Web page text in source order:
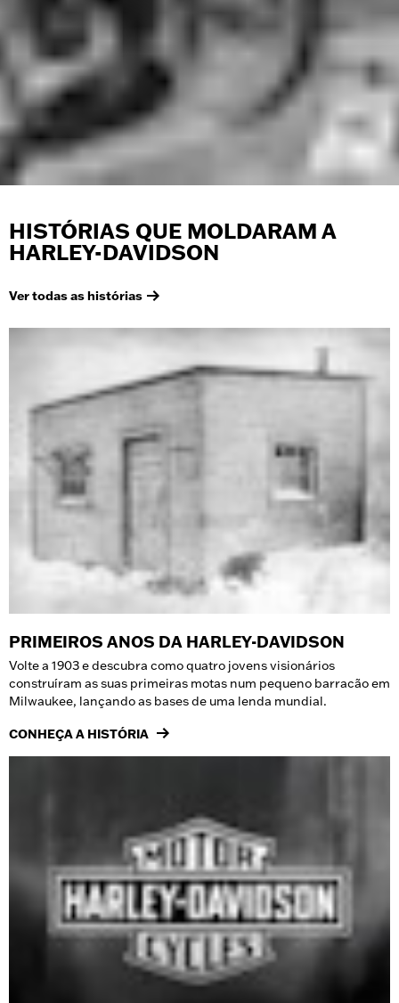
HISTÓRIAS QUE MOLDARAM A
HARLEY-DAVIDSON
Ver todas as histórias
PRIMEIROS ANOS DA HARLEY-DAVIDSON
Volte a 1903 e descubra como quatro jovens visionários
construíram as suas primeiras motas num pequeno barracão em
Milwaukee, lançando as bases de uma lenda mundial.
CONHEÇA A HISTÓRIA